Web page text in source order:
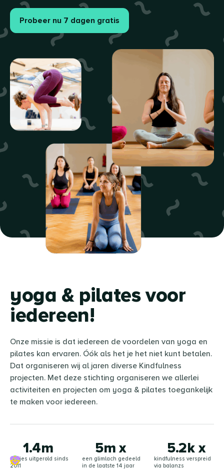
Probeer nu 7 dagen gratis
yoga & pilates voor
iedereen!
Onze missie is dat iedereen de voordelen van yoga en
pilates kan ervaren. Óók als het je het niet kunt betalen.
Dat organiseren wij al jaren diverse Kindfulness
projecten. Met deze stichting organiseren we allerlei
activiteiten en projecten om yoga & pilates toegankelijk
te maken voor iedereen.
1.4m
matjes uitgerold sinds
2011
5m x
een glimlach gedeeld
in de laatste 14 jaar
5.2k x
kindfulness verspreid
via balanzs